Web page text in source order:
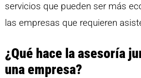
servicios que pueden ser más
las empresas que requieren
¿Qué hace la asesoría
una empresa?